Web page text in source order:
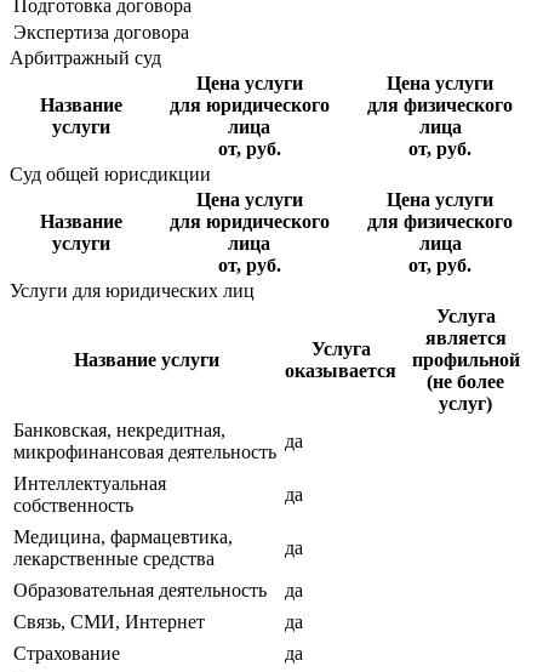
Подготовка договора
Экспертиза договора
Арбитражный суд
Название
услуги
Цена услуги
для юридического
лица
от, руб.
Цена услуги
для физического
лица
от, руб.
Суд общей юрисдикции
Название
услуги
Цена услуги
для юридического
лица
от, руб.
Цена услуги
для физического
лица
от, руб.
Услуги для юридических лиц
Название услуги
Услуга
оказывается
Услуга
является
профильной
(не более
услуг)
Банковская, некредитная,
микрофинансовая деятельность
да
Интеллектуальная
собственность
да
Медицина, фармацевтика,
лекарственные средства
да
Образовательная деятельность
да
Связь, СМИ, Интернет
да
Страхование
да